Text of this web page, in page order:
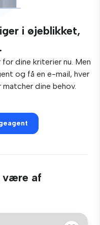
i øjeblikket,
dine kriterier nu. Men
og få en e-mail, hver
dine behov.
være af